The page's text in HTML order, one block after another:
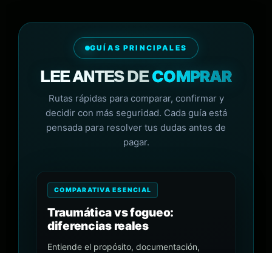
GUÍAS PRINCIPALES
LEE ANTES DECOMPRAR
Rutas rápidas para comparar, confirmar y
decidir con más seguridad. Cada guía está
pensada para resolver tus dudas antes de
pagar.
COMPARATIVA ESENCIAL
Traumática vs fogueo:
diferencias reales
Entiende el propósito, documentación,